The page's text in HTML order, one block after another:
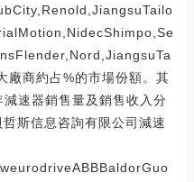
商約占%的市場份額。其
速器銷售量及銷售收入分
斯信息咨詢有限公司減速